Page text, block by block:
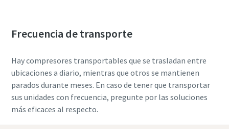
Frecuencia de transporte
Hay compresores transportables que se trasladan entre
ubicaciones a diario, mientras que otros se mantienen
parados durante meses. En caso de tener que transportar
sus unidades con frecuencia, pregunte por las soluciones
más eficaces al respecto.